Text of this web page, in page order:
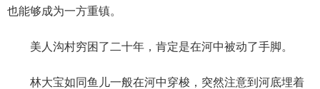
也能够成为一方重镇。
美人沟村穷困了二十年，肯定是在河中被动了手脚。
林大宝如同鱼儿一般在河中穿梭，突然注意到河底埋着